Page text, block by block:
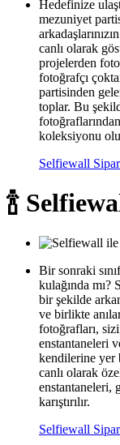
Hedefinize
mezuniyet
canlı olarak
projelerden
fotoğrafçı
partisinden
toplar. Bu
koleksiyonu
Selfiewall
🍾
Bir sonraki
kulağında
bir şekilde
ve birlikte
fotoğrafları,
enstantaneleri
kendilerine yer
canlı olarak
enstantaneleri,
karıştırılır.
Selfiewall